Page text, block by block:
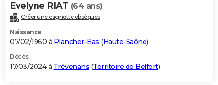
Evelyne RIAT (64 ans)
Créer une cagnotte obsèques
Naissance
07/02/1960 à Plancher-Bas (Haute-Saône)
Décès
17/03/2024 à Trévenans (Territoire de Belfort)